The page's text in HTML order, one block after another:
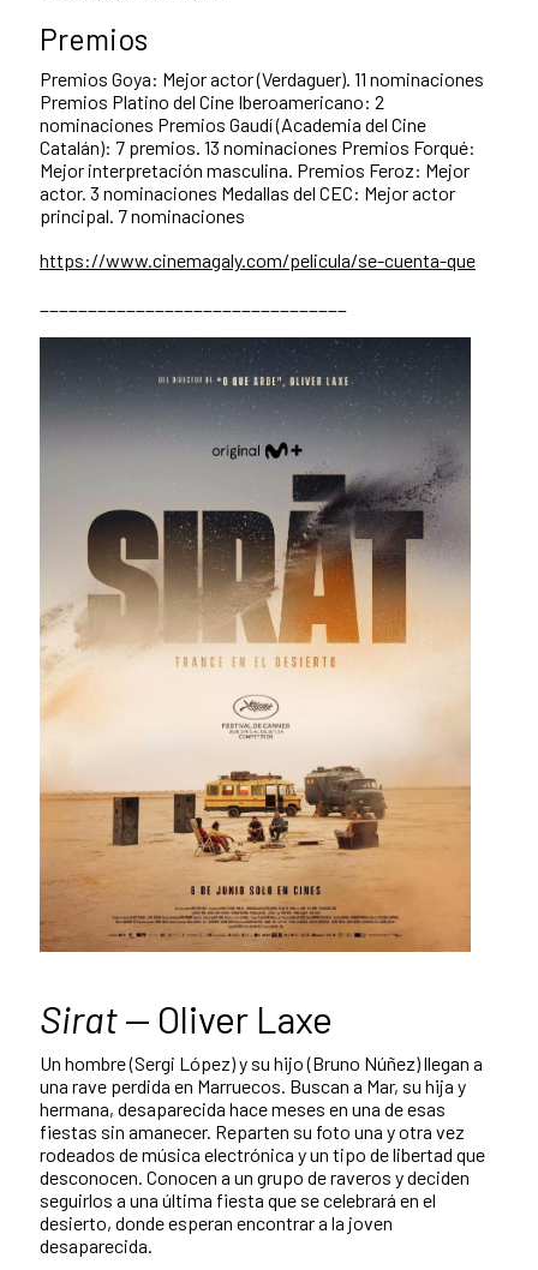
Premios
Premios Goya: Mejor actor (Verdaguer). 11 nominaciones
Premios Platino del Cine Iberoamericano: 2
nominaciones Premios Gaudí (Academia del Cine
Catalán): 7 premios. 13 nominaciones Premios Forqué:
Mejor interpretación masculina. Premios Feroz: Mejor
actor. 3 nominaciones Medallas del CEC: Mejor actor
principal. 7 nominaciones
https://www.cinemagaly.com/pelicula/se-cuenta-que
Sirat— Oliver Laxe
Un hombre (Sergi López) y su hijo (Bruno Núñez) llegan a
una rave perdida en Marruecos. Buscan a Mar, su hija y
hermana, desaparecida hace meses en una de esas
fiestas sin amanecer. Reparten su foto una y otra vez
rodeados de música electrónica y un tipo de libertad que
desconocen. Conocen a un grupo de raveros y deciden
seguirlos a una última fiesta que se celebrará en el
desierto, donde esperan encontrar a la joven
desaparecida.